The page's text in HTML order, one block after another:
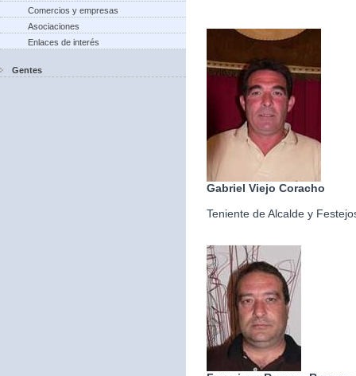
Comercios y empresas
Asociaciones
Enlaces de interés
Gentes
Gabriel Viejo Coracho
Teniente de Alcalde y